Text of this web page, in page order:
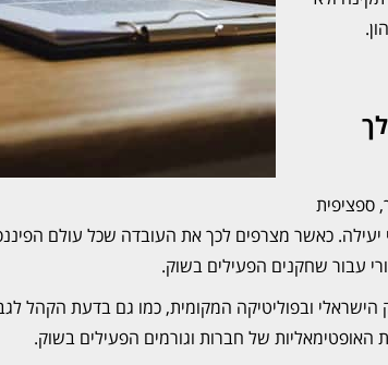
ספציפית
כאשר מצרפים לכך את העובדה שכל עולם
עבור שחקנים הפעילים בשוק.
ובפוליטיקה המקומית, כמו גם בדעת הקהל לגבי
האופטימאליות של חברות וגורמים הפעילים בשוק.